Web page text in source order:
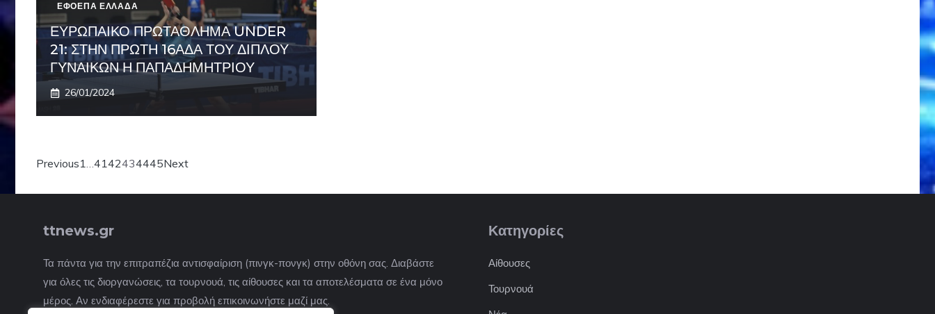
ΕΦΟΕΠΑ ΕΛΛΑΔΑ
ΕΥΡΩΠΑΙΚΟ ΠΡΩΤΑΘΛΗΜΑ UNDER
21: ΣΤΗΝ ΠΡΩΤΗ 16ΑΔΑ ΤΟΥ ΔΙΠΛΟΥ
ΓΥΝΑΙΚΩΝ Η ΠΑΠΑΔΗΜΗΤΡΙΟΥ
26/01/2024
Previous1…4142434445Next
ttnews.gr
Τα πάντα για την επιτραπέζια αντισφαίριση (πινγκ-πονγκ) στην οθόνη σας. Διαβάστε
για όλες τις διοργανώσεις, τα τουρνουά, τις αίθουσες και τα αποτελέσματα σε ένα μόνο
μέρος. Αν ενδιαφέρεστε για προβολή επικοινωνήστε μαζί μας.
Κατηγορίες
Αίθουσες
Τουρνουά